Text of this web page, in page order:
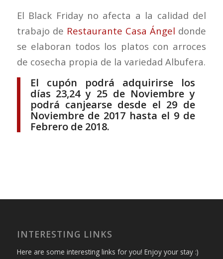
El Black Friday no afecta a la calidad del
trabajo de Restaurante Casa Ángel donde
se elaboran todos los platos con arroces
de cosecha propia de la variedad Albufera.
El cupón podrá adquirirse los
días 23,24 y 25 de Noviembre y
podrá canjearse desde el 29 de
Noviembre de 2017 hasta el 9 de
Febrero de 2018.
INTERESTING LINKS
Here are some interesting links for you! Enjoy your stay :)